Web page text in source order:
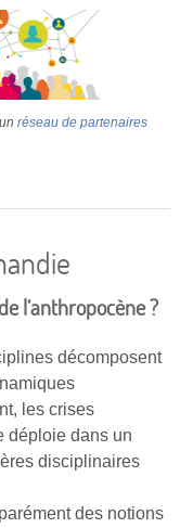
réseau de partenaires
l’anthropocène ?
décomposent
les crises
déploie dans un
disciplinaires
des notions